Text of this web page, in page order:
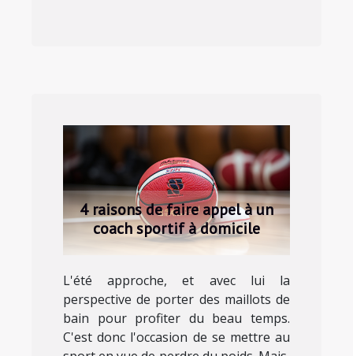
4 raisons de faire appel à un
coach sportif à domicile
L'été approche, et avec lui la
perspective de porter des maillots de
bain pour profiter du beau temps.
C'est donc l'occasion de se mettre au